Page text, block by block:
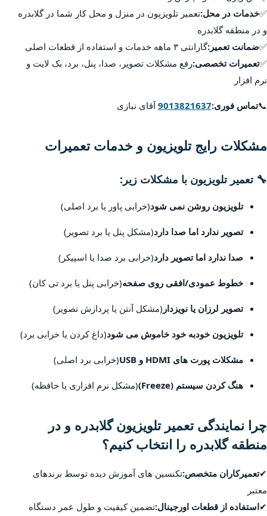
✅خدمات در محل:تعمیر تلویزیون در منزل و محل کار شما در گلابدره
و در منطقه گلابدره
✅ضمانت تعمیر:گارانتی ۳ ماهه خدمات و استفاده از قطعات اصلی
✅تعمیرات تخصصی:رفع مشکلات تصویر، صدا، پنل، برد، بک لایت و
نرم افزار
📞تماس فوری:9013821637آقای نیازی
مشکلات رایج تلویزیون و خدمات تعمیرات
🔧 تعمیر تلویزیون با مشکلات زیر:
تلویزیون روشن نمی شود(خرابی پاور یا برد اصلی)
تصویر ندارد اما صدا دارد(مشکل پنل یا برد تصویر)
صدا ندارد اما تصویر دارد(خرابی برد صدا یا اسپیکر)
خطوط عمودی/افقی روی صفحه(خرابی پنل یا برد تی کان)
تصویر لرزان یا نویزدار (مشکل آنتن یا پردازش تصویر)
تلویزیون خودبه خود خاموش می شود(داغ کردن یا خرابی برد)
مشکلات پورت های HDMI و USB (خرابی برد اصلی)
هنگ کردن سیستم (Freeze) (مشکل نرم افزاری یا حافظه)
چرا نمایندگی تعمیر تلویزیون گلابدره و در
منطقه گلابدره را انتخاب کنیم؟
✔تعمیرکاران متخصص:تکنسین های آموزش دیده توسط برندهای
معتبر
✔استفاده از قطعات اورجینال:تضمین کیفیت و طول عمر دستگاه